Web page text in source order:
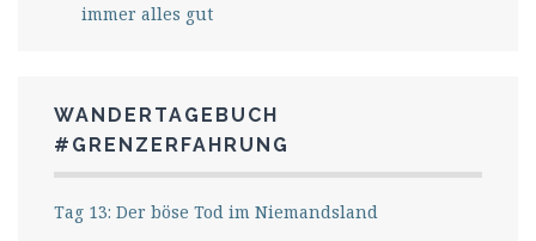
immer alles gut
WANDERTAGEBUCH
#GRENZERFAHRUNG
Tag 13: Der böse Tod im Niemandsland